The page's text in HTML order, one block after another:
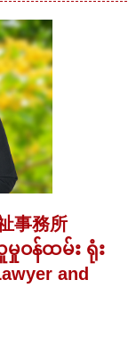
事務所
မှုဝန်ထမ်း ရုံး
and